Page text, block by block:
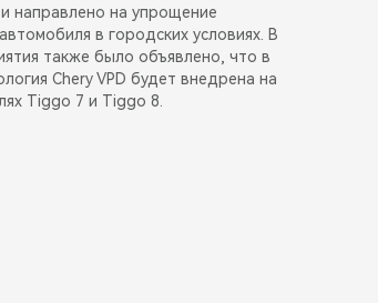
направлено на упрощение
в городских условиях. В
также было объявлено, что в
Chery VPD будет внедрена на
Tiggo 7 и Tiggo 8.